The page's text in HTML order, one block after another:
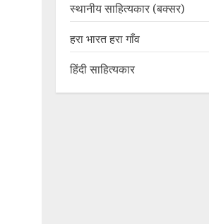
स्थानीय साहित्यकार (बक्सर)
हरा भारत हरा गाँव
हिंदी साहित्यकार